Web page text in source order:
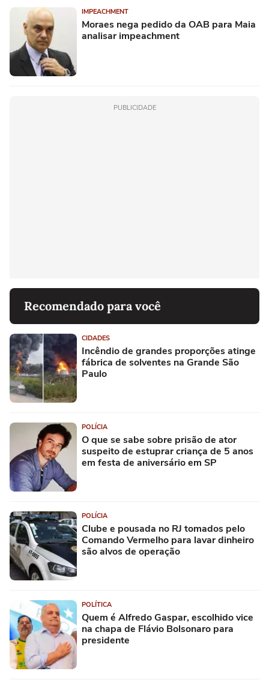
IMPEACHMENT
Moraes nega pedido da OAB para Maia
analisar impeachment
PUBLICIDADE
Recomendado para você
CIDADES
Incêndio de grandes proporções atinge
fábrica de solventes na Grande São
Paulo
POLÍCIA
O que se sabe sobre prisão de ator
suspeito de estuprar criança de 5 anos
em festa de aniversário em SP
POLÍCIA
Clube e pousada no RJ tomados pelo
Comando Vermelho para lavar dinheiro
são alvos de operação
POLÍTICA
Quem é Alfredo Gaspar, escolhido vice
na chapa de Flávio Bolsonaro para
presidente